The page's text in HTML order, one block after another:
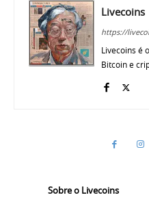
Livecoins
https://
Livecoins é
Bitcoin e
Sobre o Livecoins